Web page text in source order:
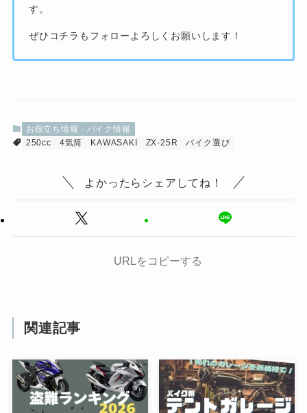
す。
ぜひコチラもフォローよろしくお願いします！
お役立ち情報
バイク情報
250cc
4気筒 KAWASAKI ZX-25R バイク選び
よかったらシェアしてね！
URLをコピーする
関連記事